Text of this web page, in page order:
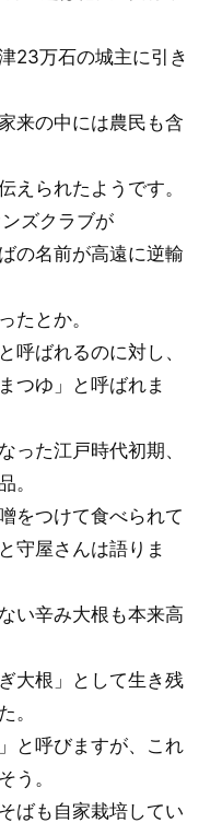
23万石の城主に引き
来の中には農民も含
えられたようです。
ズクラブが
の名前が高遠に逆輸
たとか。
呼ばれるのに対し、
つゆ」と呼ばれま
った江戸時代初期、
。
をつけて食べられて
守屋さんは語りま
い辛み大根も本来高
大根」として生き残
。
と呼びますが、これ
う。
ばも自家栽培してい